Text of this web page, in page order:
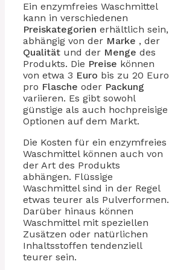
Ein enzymfreies Waschmittel
kann in verschiedenen
Preiskategorien erhältlich sein,
abhängig von der Marke , der
Qualität und der Menge des
Produkts. Die Preise können
von etwa 3 Euro bis zu 20 Euro
pro Flasche oder Packung
variieren. Es gibt sowohl
günstige als auch hochpreisige
Optionen auf dem Markt.
Die Kosten für ein enzymfreies
Waschmittel können auch von
der Art des Produkts
abhängen. Flüssige
Waschmittel sind in der Regel
etwas teurer als Pulverformen.
Darüber hinaus können
Waschmittel mit speziellen
Zusätzen oder natürlichen
Inhaltsstoffen tendenziell
teurer sein.